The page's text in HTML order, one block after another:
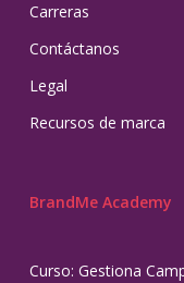
Carreras
Contáctanos
Legal
Recursos de marca
BrandMe Academy
Curso: Gestiona